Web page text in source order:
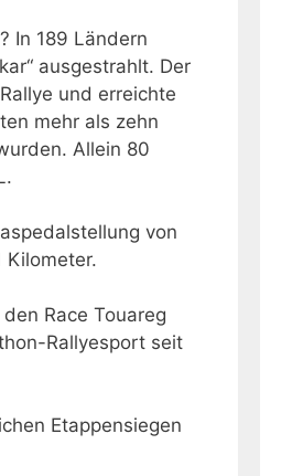
In 189 Ländern
ausgestrahlt. Der
und erreichte
mehr als zehn
Allein 80
von
Kilometer.
Race Touareg
Rallyesport seit
Etappensiegen